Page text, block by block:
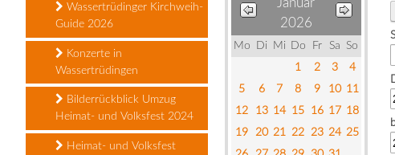
Wassertrüdinger Kirchweih-
Guide 2026
Konzerte in
Wassertrüdingen
Bilderrückblick Umzug
Heimat- und Volksfest 2024
Heimat- und Volksfest
Januar
2026
Mo Di Mi Do Fr Sa
So
1
2 3
4
5
6 7 8 9 10 11
12
13 14 15 16 17 18
19
20 21 22 23 24 25